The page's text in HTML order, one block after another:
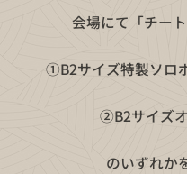
会場にて「チー
①B2サイズ特製ソロ
②B2サイズ
のいずれか